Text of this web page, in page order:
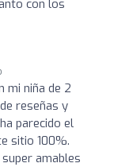
con los
mi niña de 2
reseñas y
parecido el
sitio 100%.
amables